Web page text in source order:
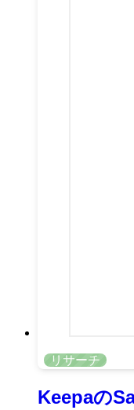
リサーチ
Keepaの